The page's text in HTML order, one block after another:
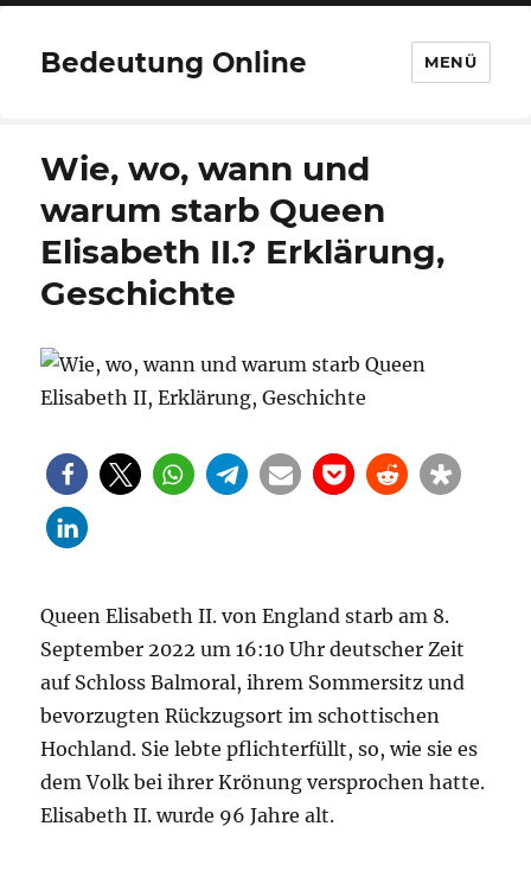
Bedeutung Online MENÜ
Wie, wo, wann und
warum starb Queen
Elisabeth II.? Erklärung,
Geschichte
Queen Elisabeth II. von England starb am 8.
September 2022 um 16:10 Uhr deutscher Zeit
auf Schloss Balmoral, ihrem Sommersitz und
bevorzugten Rückzugsort im schottischen
Hochland. Sie lebte pflichterfüllt, so, wie sie es
dem Volk bei ihrer Krönung versprochen hatte.
Elisabeth II. wurde 96 Jahre alt.